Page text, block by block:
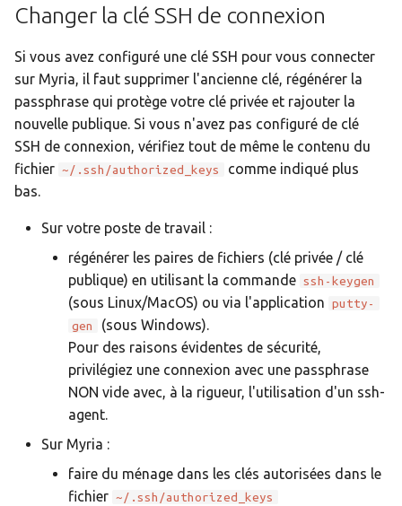
i
o
n
d
e
l
Visualisation à distance
Changer la clé SSH de connexion
Si vous avez configuré une clé SSH pour vous connecter
sur Myria, il faut supprimer l'ancienne clé, régénérer la
passphrase qui protège votre clé privée et rajouter la
nouvelle publique. Si vous n'avez pas configuré de clé
SSH de connexion, vérifiez tout de même le contenu du
fichier ~/.ssh/authorized_keys
comme indiqué plus
bas.
Sur votre poste de travail :
régénérer les paires de fichiers (clé privée / clé
publique) en utilisant la commande ssh-keygen
(sous Linux/MacOS) ou via l'application putty-
gen
(sous Windows).
Pour des raisons évidentes de sécurité,
privilégiez une connexion avec une passphrase
NON vide avec, à la rigueur, l'utilisation d'un ssh-
agent.
Sur Myria :
faire du ménage dans les clés autorisées dans le
fichier ~/.ssh/authorized_keys